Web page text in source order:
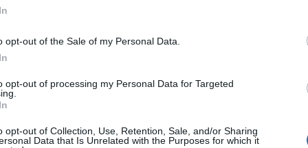
opt-out of the Sale of my Personal Data.
opt-out of processing my Personal Data for Targeted
opt-out of Collection, Use, Retention, Sale, and/or Sharing
Data that Is Unrelated with the Purposes for which it